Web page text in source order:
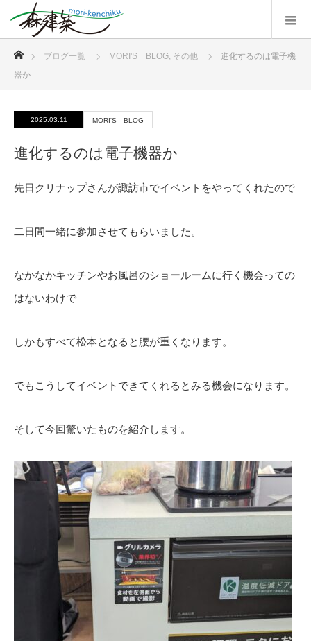
ブログ一覧 MORI'S BLOG, その他
進化するのは電子機
器か
2025.03.11 MORI'S BLOG
進化するのは電子機器か
先日クリナップさんが諏訪市でイベントをやってくれたので
二日間一緒に参加させてもらいました。
なかなかキッチンやお風呂のショールームに行く機会っての
はないわけで
しかもすべて松本となると腰が重くなります。
でもこうしてイベントできてくれるとみる機会になります。
そして今回驚いたものを紹介します。